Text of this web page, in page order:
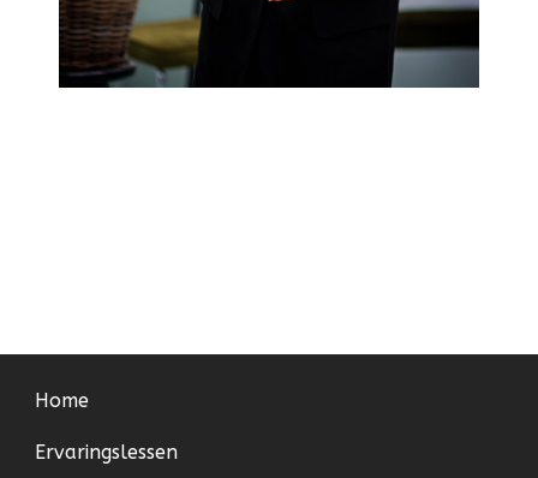
Home
Ervaringslessen